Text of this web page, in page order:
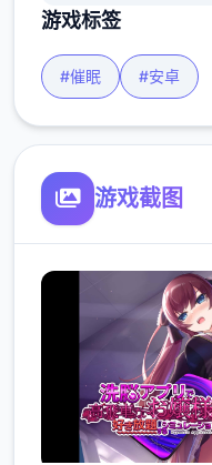
游戏标签
#催眠 #安卓
游戏截图